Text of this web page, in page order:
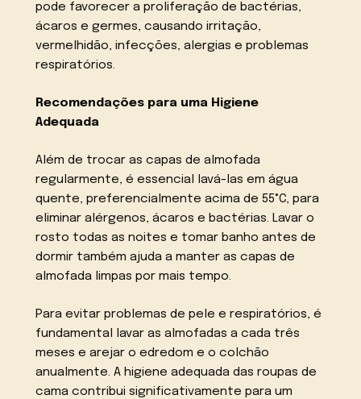
pode favorecer a proliferação de bactérias,
ácaros e germes, causando irritação,
vermelhidão, infecções, alergias e problemas
respiratórios.
Recomendações para uma Higiene
Adequada
Além de trocar as capas de almofada
regularmente, é essencial lavá-las em água
quente, preferencialmente acima de 55°C, para
eliminar alérgenos, ácaros e bactérias. Lavar o
rosto todas as noites e tomar banho antes de
dormir também ajuda a manter as capas de
almofada limpas por mais tempo.
Para evitar problemas de pele e respiratórios, é
fundamental lavar as almofadas a cada três
meses e arejar o edredom e o colchão
anualmente. A higiene adequada das roupas de
cama contribui significativamente para um